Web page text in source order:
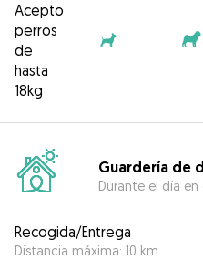
Acepto
perros
de
hasta
18kg
Guardería de
Durante el día
Recogida/Entrega
Distancia máxima: 10 km